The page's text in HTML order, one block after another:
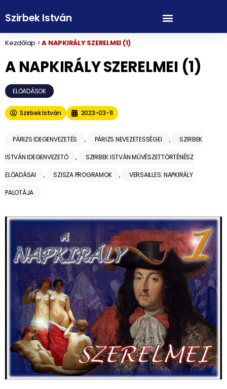
Szirbek István
Kezdőlap >A NAPKIRÁLY SZERELMEI (1)
A NAPKIRÁLY SZERELMEI (1)
ELŐADÁSOK
Szirbek István 2023-03-11
PÁRIZS IDEGENVEZETÉS , PÁRIZS NEVEZETESSÉGEI , SZIRBEK
ISTVÁN IDEGENVEZETŐ , SZIRBEK ISTVÁN MŰVÉSZETTÖRTÉNÉSZ
ELŐADÁSAI , SZISZA PROGRAMOK , VERSAILLES: NAPKIRÁLY
PALOTÁJA